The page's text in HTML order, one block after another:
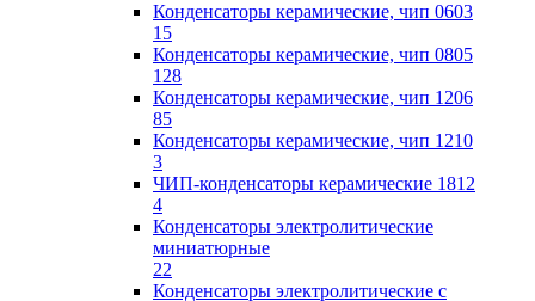
Конденсаторы керамические, чип 0603
15
Конденсаторы керамические, чип 0805
128
Конденсаторы керамические, чип 1206
85
Конденсаторы керамические, чип 1210
3
ЧИП-конденсаторы керамические 1812
4
Конденсаторы электролитические
миниатюрные
22
Конденсаторы электролитические с